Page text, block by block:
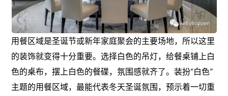
用餐区域是圣诞节或新年家庭聚会的主要场地，所以这里
的装饰就变得十分重要。选择白色的吊灯，给餐桌铺上白
色的桌布，摆上白色的餐碟，氛围感就齐了。装扮“白色”
主题的用餐区域，最能代表冬天圣诞氛围，预示着一切重